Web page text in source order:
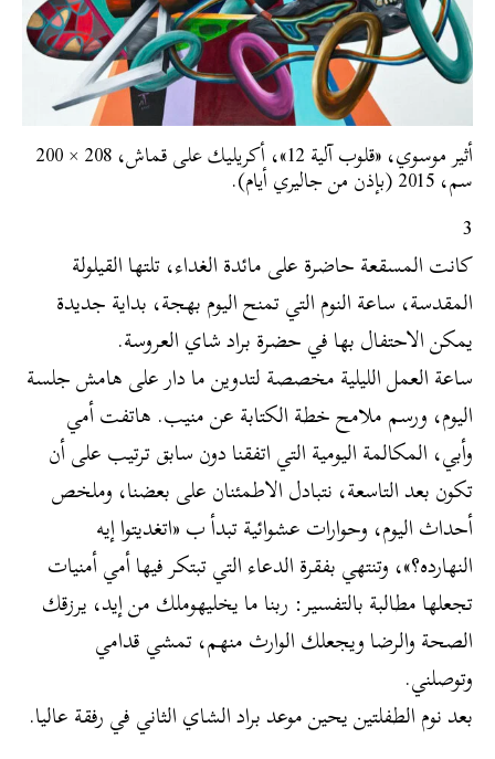
أثير موسوي، «قلوب آلية 12»، أكريليك على قماش، 208 × 200
سم، 2015 (بإذن من جاليري أيام).
3
كانت المسقعة حاضرة على مائدة الغداء، تلتها القيلولة
المقدسة، ساعة النوم التي تمنح اليوم بهجة، بداية جديدة
يمكن الاحتفال بها في حضرة براد شاي العروسة.
ساعة العمل الليلية مخصصة لتدوين ما دار على هامش جلسة
اليوم، ورسم ملامح خطة الكتابة عن منيب. هاتفت أمي
وأبي، المكالمة اليومية التي اتفقنا دون سابق ترتيب على أن
تكون بعد التاسعة، نتبادل الاطمئنان على بعضنا، وملخص
أحداث اليوم، وحوارات عشوائية تبدأ ب «اتغديتوا إيه
النهارده؟»، وتنتهي بفقرة الدعاء التي تبتكر فيها أمي أمنيات
تجعلها مطالبة بالتفسير: ربنا ما يخليهوملك من إيد، يرزقك
الصحة والرضا ويجعلك الوارث منهم، تمشي قدامي
وتوصلني.
بعد نوم الطفلتين يحين موعد براد الشاي الثاني في رفقة عاليا.